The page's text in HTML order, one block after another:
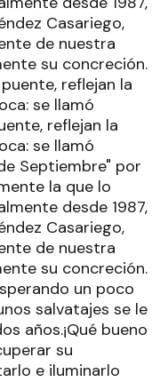
Casariego,
de nuestra
su concreción.
reflejan la
se llamó
Septiembre" por
la que lo
desde 1987,
Casariego,
de nuestra
su concreción.
un poco
salvatajes se le
años.¡Qué bueno
su
e iluminarlo